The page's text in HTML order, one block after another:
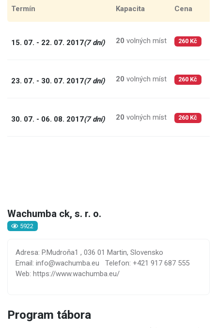
Wachumba ck, s. r. o.
5922
Adresa: P.Mudroňa1 , 036 01 Martin, Slovensko
Email: info@wachumba.eu
Telefon: +421 917 687 555
Web: https://www.wachumba.eu/
Termín Kapacita Cena
15. 07. - 22. 07. 2017(7 dní) 20 volných míst 260 Kč
23. 07. - 30. 07. 2017(7 dní) 20 volných míst 260 Kč
30. 07. - 06. 08. 2017(7 dní) 20 volných míst 260 Kč
Program tábora